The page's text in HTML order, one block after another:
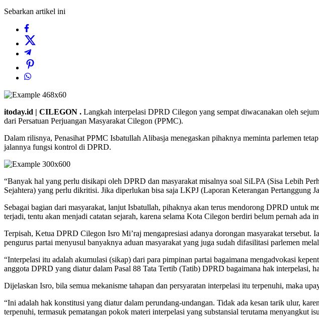
Sebarkan artikel ini
itoday.id | CILEGON . Langkah interpelasi DPRD Cilegon yang sempat diwacanakan oleh
dari Persatuan Perjuangan Masyarakat Cilegon (PPMC).
Dalam rilisnya, Penasihat PPMC Isbatullah Alibasja menegaskan pihaknya meminta parlemen
jalannya fungsi kontrol di DPRD.
“Banyak hal yang perlu disikapi oleh DPRD dan masyarakat misalnya soal SiLPA (Sisa Lebih
Sejahtera) yang perlu dikritisi. Jika diperlukan bisa saja LKPJ (Laporan Keterangan
Sebagai bagian dari masyarakat, lanjut Isbatullah, pihaknya akan terus mendorong DPRD untuk
terjadi, tentu akan menjadi catatan sejarah, karena selama Kota Cilegon berdiri belum pernah
Terpisah, Ketua DPRD Cilegon Isro Mi’raj mengapresiasi adanya dorongan masyarakat tersebut.
pengurus partai menyusul banyaknya aduan masyarakat yang juga sudah difasilitasi parlemen
“Interpelasi itu adalah akumulasi (sikap) dari para pimpinan partai bagaimana mengadvokasi
anggota DPRD yang diatur dalam Pasal 88 Tata Tertib (Tatib) DPRD bagaimana hak interpelasi,
Dijelaskan Isro, bila semua mekanisme tahapan dan persyaratan interpelasi itu terpenuhi, maka
“Ini adalah hak konstitusi yang diatur dalam perundang-undangan. Tidak ada kesan tarik ulur,
terpenuhi, termasuk pematangan pokok materi interpelasi yang substansial terutama menyangkut